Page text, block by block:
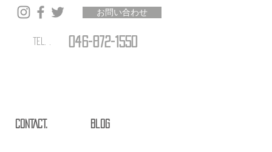
お問い合わせ
TEL. . 046-872-1550
CONTACT. Blog